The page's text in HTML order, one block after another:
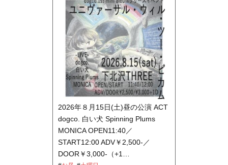
2026年８月15日(土)昼の公演 ACT
dogco. 白い犬 Spinning Plums
MONICA OPEN11:40／
START12:00 ADV￥2,500-／
DOOR￥3,000-（+1…